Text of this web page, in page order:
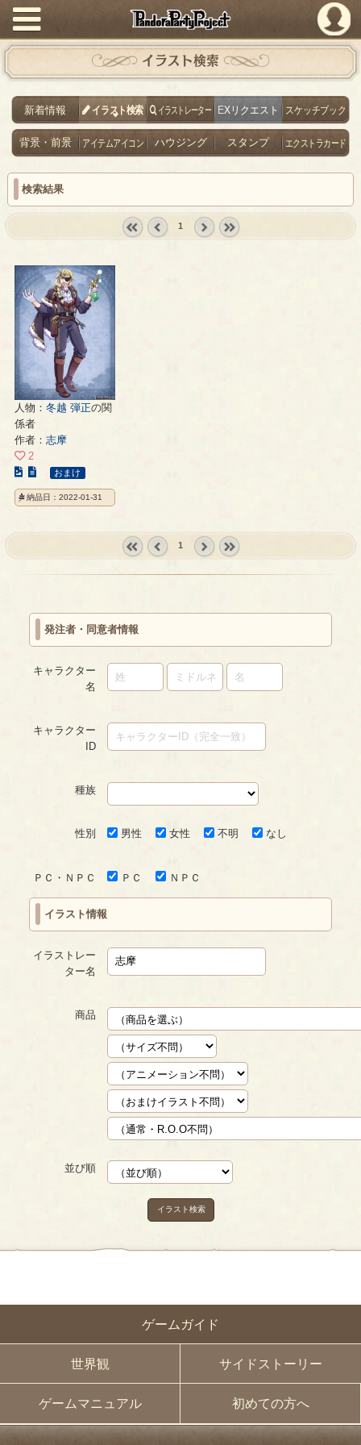
PandoraPartyProject
ゲームガイド
世界観 サイドストーリー
ゲームマニュアル 初めての方へ
イラスト検索
新着情報 イラスト検索 イラストレーター EXリクエスト スケッチブック
背景・前景 アイテムアイコン ハウジング スタンプ エクストラカード
検索結果
1
人物： 冬越 弾正の関
係者
作者： 志摩
2
こ
の
イ
ジ
おまけ
納品日：2022-01-31
1
発注者・同意者情報
キャラクター
名
キャラクター
ID
種族
性別 男性 女性 不明 なし
ＰＣ・ＮＰＣ ＰＣ ＮＰＣ
イラスト情報
イラストレー
ター名
商品
並び順
イラスト検索